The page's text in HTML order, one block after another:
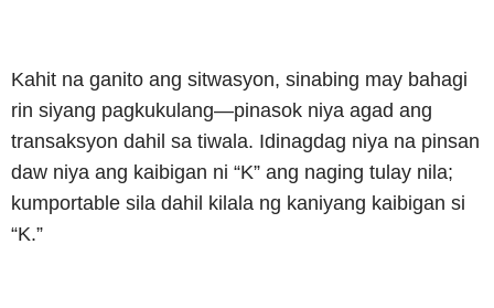
Kahit na ganito ang sitwasyon, sinabing may bahagi
rin siyang pagkukulang—pinasok niya agad ang
transaksyon dahil sa tiwala. Idinagdag niya na pinsan
daw niya ang kaibigan ni “K” ang naging tulay nila;
kumportable sila dahil kilala ng kaniyang kaibigan si
“K.”